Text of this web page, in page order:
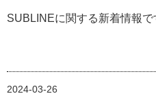
SUBLINEに関する新着情報で
2024-03-26